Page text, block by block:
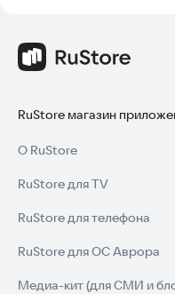
RuStore магазин
О RuStore
RuStore для TV
RuStore для телефона
RuStore для ОС Аврора
Медиа-кит (для СМИ и